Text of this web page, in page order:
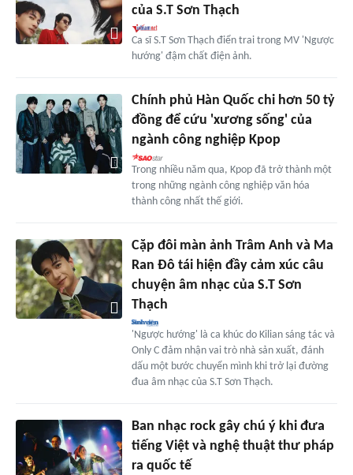
của S.T Sơn Thạch
Ca sĩ S.T Sơn Thạch điển trai trong MV 'Ngược
hướng' đậm chất điện ảnh.
Chính phủ Hàn Quốc chi hơn 50 tỷ
đồng để cứu 'xương sống' của
ngành công nghiệp Kpop
Trong nhiều năm qua, Kpop đã trở thành một
trong những ngành công nghiệp văn hóa
thành công nhất thế giới.
Cặp đôi màn ảnh Trâm Anh và Ma
Ran Đô tái hiện đầy cảm xúc câu
chuyện âm nhạc của S.T Sơn
Thạch
'Ngược hướng' là ca khúc do Kilian sáng tác và
Only C đảm nhận vai trò nhà sản xuất, đánh
dấu một bước chuyển mình khi trở lại đường
đua âm nhạc của S.T Sơn Thạch.
Ban nhạc rock gây chú ý khi đưa
tiếng Việt và nghệ thuật thư pháp
ra quốc tế